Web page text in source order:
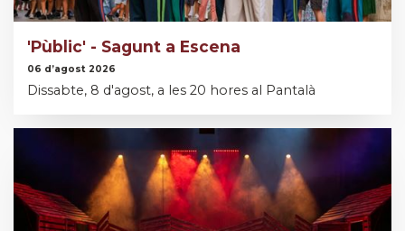
'Pùblic' - Sagunt a Escena
06 d’agost 2026
Dissabte, 8 d'agost, a les 20 hores al Pantalà